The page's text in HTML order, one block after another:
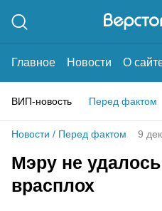
Главное Новости О
ВИП-новость Перед фактом
Новости / Перед фактом 9
Мэру не удалось
врасплох